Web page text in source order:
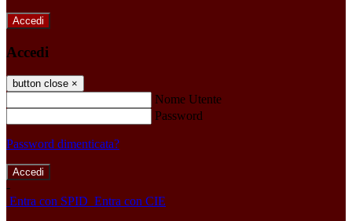
Accedi
Accedi
button close ×
Nome Utente
Password
Password dimenticata?
-
Entra con SPID Entra con CIE